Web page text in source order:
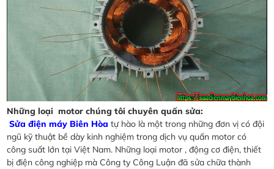
Những loại motor chúng tôi chuyên quấn sửa:
Sửa điện máy Biên Hòa tự hào là một trong những đơn vị có đội
ngũ kỹ thuật bề dày kinh nghiệm trong dịch vụ quấn motor có
công suất lớn tại Việt Nam. Những loại motor , động cơ điện, thiết
bị điện công nghiệp mà Công ty Công Luận đã sửa chữa thành